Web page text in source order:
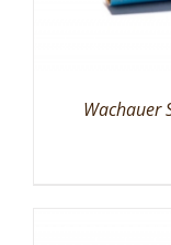
Wachauer